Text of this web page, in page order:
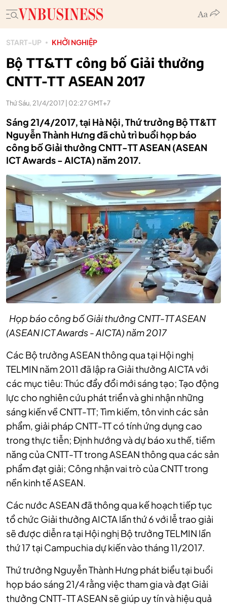
START-UP KHỞI NGHIỆP
Bộ TT&TT công bố Giải thưởng
CNTT-TT ASEAN 2017
Thứ Sáu, 21/4/2017 | 02:27 GMT+7
Sáng 21/4/2017, tại Hà Nội, Thứ trưởng Bộ TT&TT
Nguyễn Thành Hưng đã chủ trì buổi họp báo
công bố Giải thưởng CNTT-TT ASEAN (ASEAN
ICT Awards - AICTA) năm 2017.
Họp báo công bố Giải thưởng CNTT-TT ASEAN
(ASEAN ICT Awards - AICTA) năm 2017
Các Bộ trưởng ASEAN thông qua tại Hội nghị
TELMIN năm 2011 đã lập ra Giải thưởng AICTA với
các mục tiêu: Thúc đẩy đổi mới sáng tạo; Tạo động
lực cho nghiên cứu phát triển và ghi nhận những
sáng kiến về CNTT-TT; Tìm kiếm, tôn vinh các sản
phẩm, giải pháp CNTT-TT có tính ứng dụng cao
trong thực tiễn; Định hướng và dự báo xu thế, tiềm
năng của CNTT-TT trong ASEAN thông qua các sản
phẩm đạt giải; Công nhận vai trò của CNTT trong
nền kinh tế ASEAN.
Các nước ASEAN đã thông qua kế hoạch tiếp tục
tổ chức Giải thưởng AICTA lần thứ 6 với lễ trao giải
sẽ được diễn ra tại Hội nghị Bộ trưởng TELMIN lần
thứ 17 tại Campuchia dự kiến vào tháng 11/2017.
Thứ trưởng Nguyễn Thành Hưng phát biểu tại buổi
họp báo sáng 21/4 rằng việc tham gia và đạt Giải
thưởng CNTT-TT ASEAN sẽ giúp uy tín và hiệu quả